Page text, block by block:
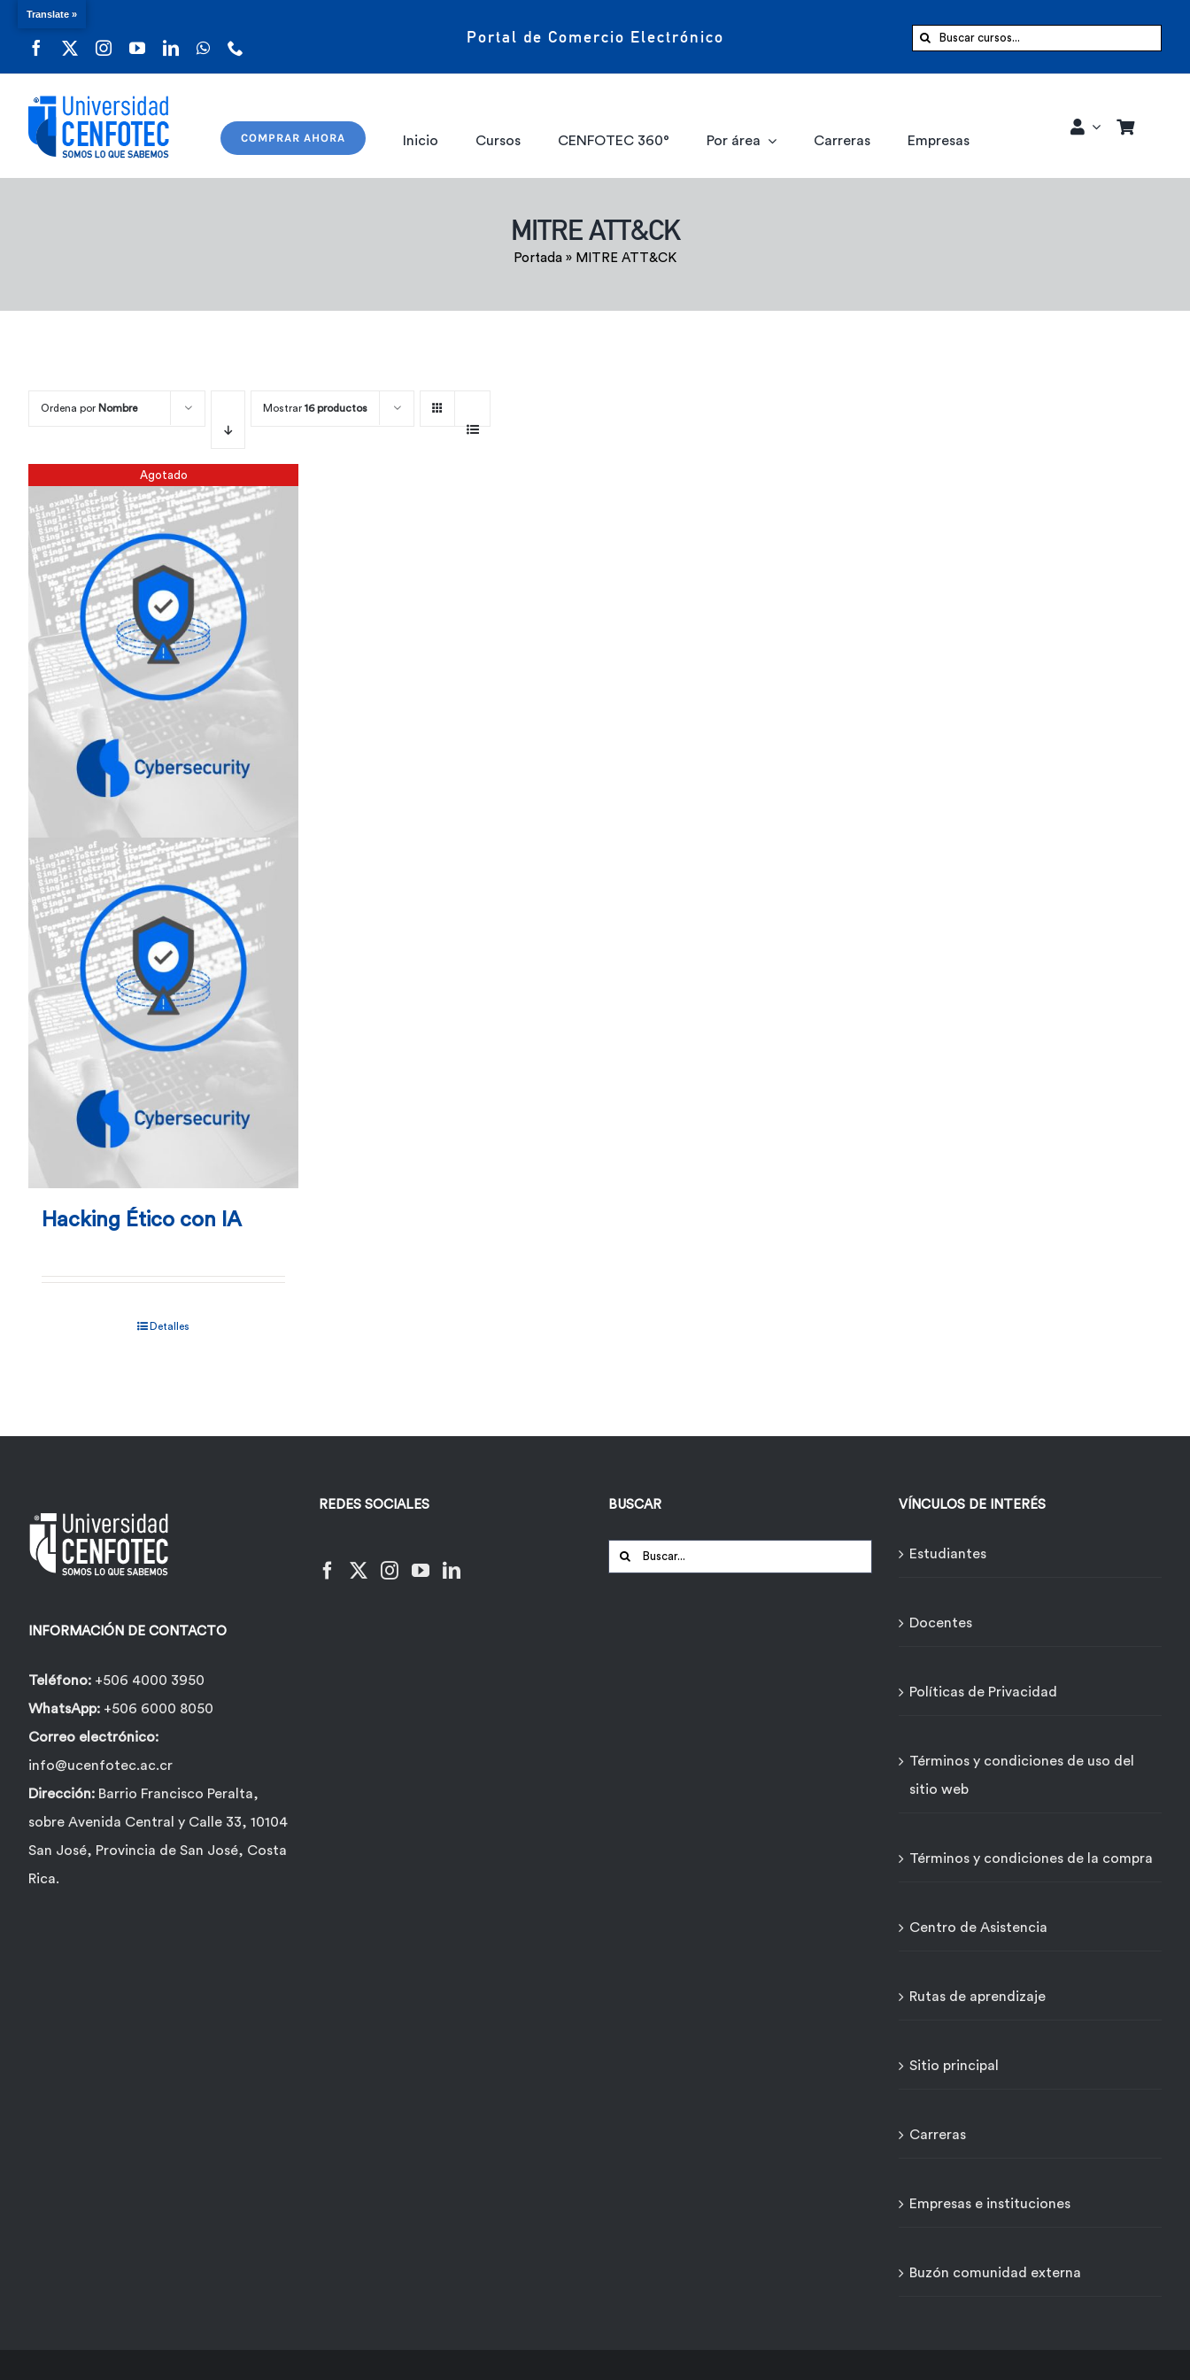
Portal de Comercio Electrónico Buscar:
COMPRAR AHORA Inicio Cursos CENFOTEC 360° Por área Carreras Empresas
MITRE ATT&CK
Portada » MITRE ATT&CK
Ordena por Nombre Mostrar 16 productos
Agotado
Hacking Ético con IA
Detalles
INFORMACIÓN DE CONTACTO
Teléfono: +506 4000 3950
WhatsApp: +506 6000 8050
Correo electrónico:
info@ucenfotec.ac.cr
Dirección: Barrio Francisco Peralta,
sobre Avenida Central y Calle 33, 10104
San José, Provincia de San José, Costa
Rica.
REDES SOCIALES BUSCAR
Buscar:
VÍNCULOS DE INTERÉS
Estudiantes
Docentes
Políticas de Privacidad
Términos y condiciones de uso del
sitio web
Términos y condiciones de la compra
Centro de Asistencia
Rutas de aprendizaje
Sitio principal
Carreras
Empresas e instituciones
Buzón comunidad externa
Translate »